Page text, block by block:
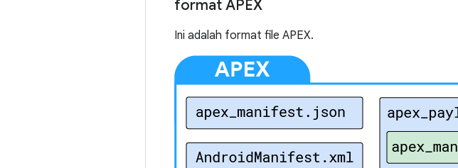
format APEX
Ini adalah format file APEX.